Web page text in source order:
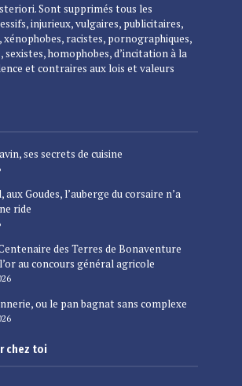
Sont supprimés tous les
injurieux, vulgaires, publicitaires,
racistes, pornographiques,
sexistes, homophobes, d’incitation à la
et contraires aux lois et valeurs
ses secrets de cuisine
aux Goudes, l’auberge du corsaire n’a
ride
des Terres de Bonaventure
au concours général agricole
ou le pan bagnat sans complexe
chez toi